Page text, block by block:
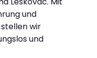
und
wir
und